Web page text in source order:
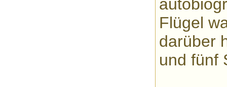
Flügel
darüber
und fünf